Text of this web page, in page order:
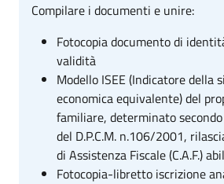
Compilare i documenti e unire:
Fotocopia documento di
validità
Modello ISEE (Indicatore della
economica equivalente) del
familiare, determinato
del D.P.C.M. n.106/2001,
di Assistenza Fiscale (C.A.F.)
Fotocopia-libretto iscrizione